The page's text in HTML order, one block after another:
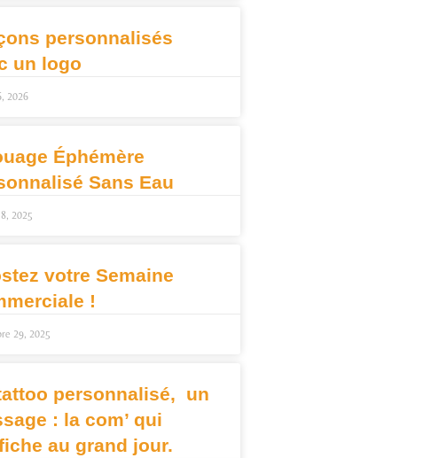
personnalisés
un logo
2026
Éphémère
Sans Eau
2025
votre Semaine
!
29, 2025
personnalisé, un
: la com’ qui
au grand jour.